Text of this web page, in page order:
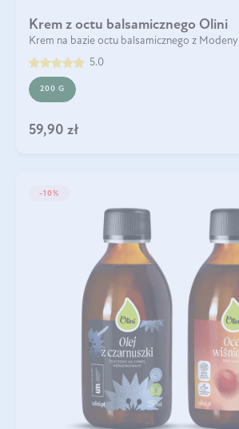
Krem z octu balsamicznego Olini
Krem na bazie octu balsamicznego z Modeny
5.0
200 G
59,90 zł
-10%